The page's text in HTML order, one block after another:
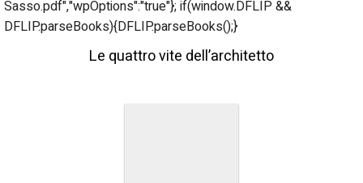
Sasso.pdf","wpOptions":"true"}; if(window.DFLIP &&
DFLIP.parseBooks){DFLIP.parseBooks();}
Le quattro vite dell’architetto